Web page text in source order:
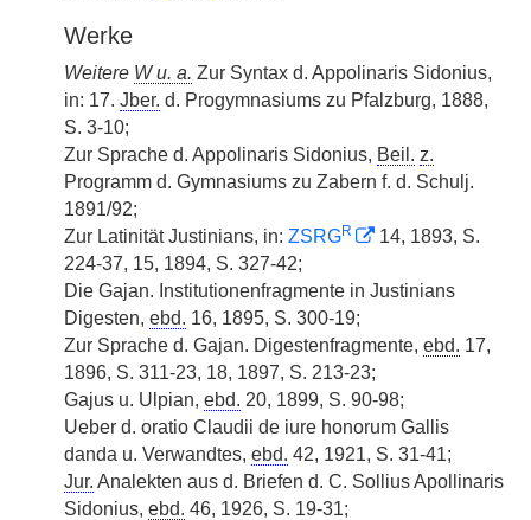
Werke
Weitere W u. a. Zur Syntax d. Appolinaris Sidonius,
in: 17. Jber. d. Progymnasiums zu Pfalzburg, 1888,
S. 3-10;
Zur Sprache d. Appolinaris Sidonius, Beil. z.
Programm d. Gymnasiums zu Zabern f. d. Schulj.
1891/92;
Zur Latinität Justinians, in: ZSRGR
14, 1893, S.
224-37, 15, 1894, S. 327-42;
Die Gajan. Institutionenfragmente in Justinians
Digesten, ebd. 16, 1895, S. 300-19;
Zur Sprache d. Gajan. Digestenfragmente, ebd. 17,
1896, S. 311-23, 18, 1897, S. 213-23;
Gajus u. Ulpian, ebd. 20, 1899, S. 90-98;
Ueber d. oratio Claudii de iure honorum Gallis
danda u. Verwandtes, ebd. 42, 1921, S. 31-41;
Jur. Analekten aus d. Briefen d. C. Sollius Apollinaris
Sidonius, ebd. 46, 1926, S. 19-31;